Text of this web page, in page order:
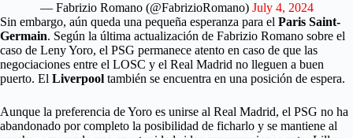
— Fabrizio Romano (@FabrizioRomano) July 4, 2024
Sin embargo, aún queda una pequeña esperanza para el Paris Saint-
Germain. Según la última actualización de Fabrizio Romano sobre el
caso de Leny Yoro, el PSG permanece atento en caso de que las
negociaciones entre el LOSC y el Real Madrid no lleguen a buen
puerto. El Liverpool también se encuentra en una posición de espera.
Aunque la preferencia de Yoro es unirse al Real Madrid, el PSG no ha
abandonado por completo la posibilidad de ficharlo y se mantiene al